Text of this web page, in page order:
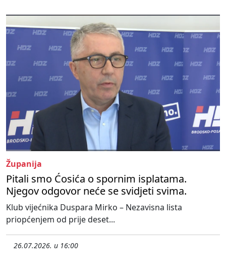
Županija
Pitali smo Ćosića o spornim isplatama.
Njegov odgovor neće se svidjeti svima.
Klub vijećnika Duspara Mirko – Nezavisna lista
priopćenjem od prije deset...
26.07.2026. u 16:00